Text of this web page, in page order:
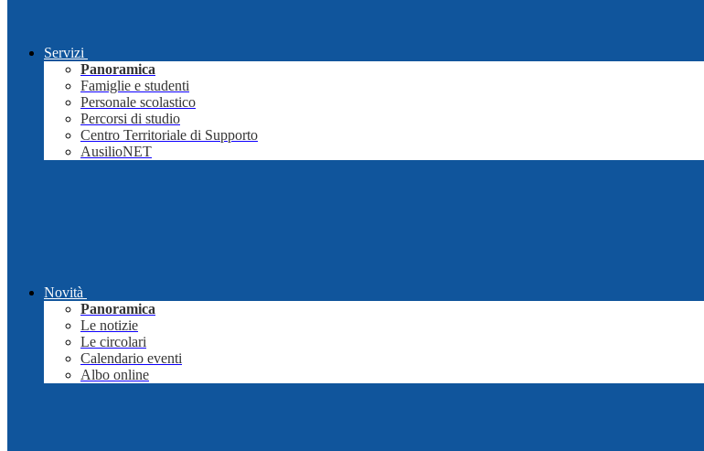
Servizi
Panoramica
Famiglie e studenti
Personale scolastico
Percorsi di studio
Centro Territoriale di Supporto
AusilioNET
Novità
Panoramica
Le notizie
Le circolari
Calendario eventi
Albo online